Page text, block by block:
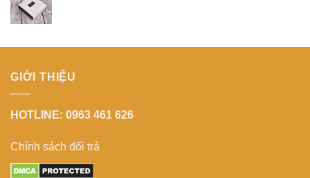
GIỚI THIỆU
HOTLINE: 0963 461 626
Chính sách đổi trả